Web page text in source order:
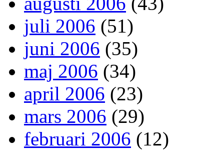
juli 2006 (51)
juni 2006 (35)
maj 2006 (34)
april 2006 (23)
mars 2006 (29)
februari 2006 (12)